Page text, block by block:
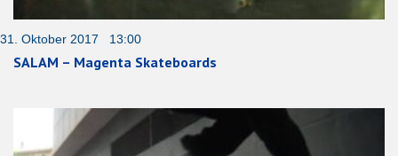
31. Oktober 2017 13:00
SALAM – Magenta Skateboards